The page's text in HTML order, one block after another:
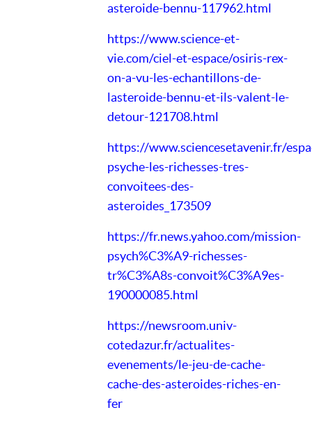
asteroide-bennu-117962.html
https://www.science-et-
vie.com/ciel-et-espace/osiris-rex-
on-a-vu-les-echantillons-de-
lasteroide-bennu-et-ils-valent-le-
detour-121708.html
https://www.sciencesetavenir.fr/
psyche-les-richesses-tres-
convoitees-des-
asteroides_173509
https://fr.news.yahoo.com/mission-
psych%C3%A9-richesses-
tr%C3%A8s-convoit%C3%A9es-
190000085.html
https://newsroom.univ-
cotedazur.fr/actualites-
evenements/le-jeu-de-cache-
cache-des-asteroides-riches-en-
fer